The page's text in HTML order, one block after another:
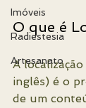
Imóveis
Radiestesia
Artesanato
O que é
A
inglês) é o
de um